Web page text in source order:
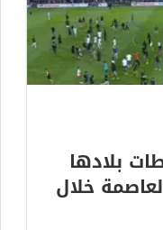
بلادها
خلال